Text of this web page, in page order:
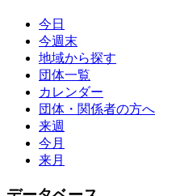
今日
今週末
地域から探す
団体一覧
カレンダー
団体・関係者の方へ
来週
今月
来月